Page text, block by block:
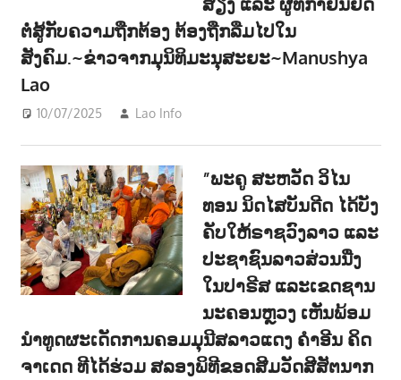
ຕໍ່ສູ້ກັບຄວາມຖືກຕ້ອງ ຕ້ອງຖືກລືມໄປໃນ
ສັງຄົມ.~ຂ່າວຈາກມຸນິທິມະນຸສະຍະ~Manushya
Lao
10/07/2025 Lao Info
”ພະຄູ ສະຫວັດ ວິໄນ
ທອນ ນິດໄສບັນດີດ ໄດ້ບັງ
ຄັບໃຫ້ຣາຊວົງລາວ ແລະ
ປະຊາຊົນລາວສ່ວນນື່ງ
ໃນປາຣີສ ແລະເຂດຊານ
ນະຄອນຫຼວງ ເຫັນພ້ອມ
ນຳທູດຜະເດັດການຄອມມຸນີສລາວແດງ ຄຳອີນ ຄິດ
ຈາເດດ ທີໄດ້ຮ່ວມ ສລອງພິທີຂອດສີມວັດສີສັຕນາກ